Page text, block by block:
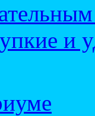
и